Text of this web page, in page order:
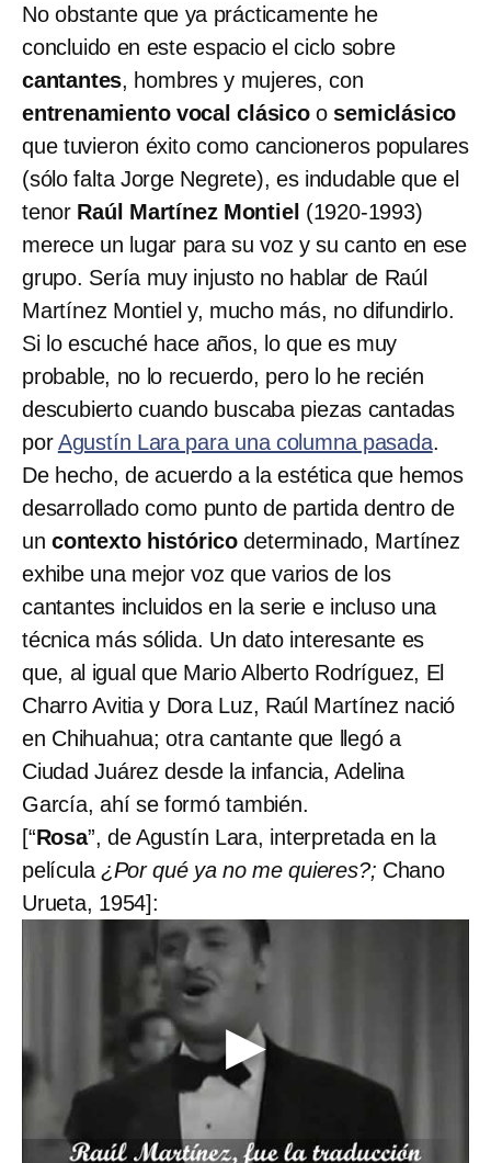
No obstante que ya prácticamente he
concluido en este espacio el ciclo sobre
cantantes, hombres y mujeres, con
entrenamiento vocal clásicoo semiclásico
que tuvieron éxito como cancioneros populares
(sólo falta Jorge Negrete), es indudable que el
tenor Raúl Martínez Montiel (1920-1993)
merece un lugar para su voz y su canto en ese
grupo. Sería muy injusto no hablar de Raúl
Martínez Montiel y, mucho más, no difundirlo.
Si lo escuché hace años, lo que es muy
probable, no lo recuerdo, pero lo he recién
descubierto cuando buscaba piezas cantadas
porAgustín Lara para una columna pasada.
De hecho, de acuerdo a la estética que hemos
desarrollado como punto de partida dentro de
un contexto histórico determinado, Martínez
exhibe una mejor voz que varios de los
cantantes incluidos en la serie e incluso una
técnica más sólida. Un dato interesante es
que, al igual que Mario Alberto Rodríguez, El
Charro Avitia y Dora Luz, Raúl Martínez nació
en Chihuahua; otra cantante que llegó a
Ciudad Juárez desde la infancia, Adelina
García, ahí se formó también.
[“Rosa”, de Agustín Lara, interpretada en la
película ¿Por qué ya no me quieres?; Chano
Urueta, 1954]: